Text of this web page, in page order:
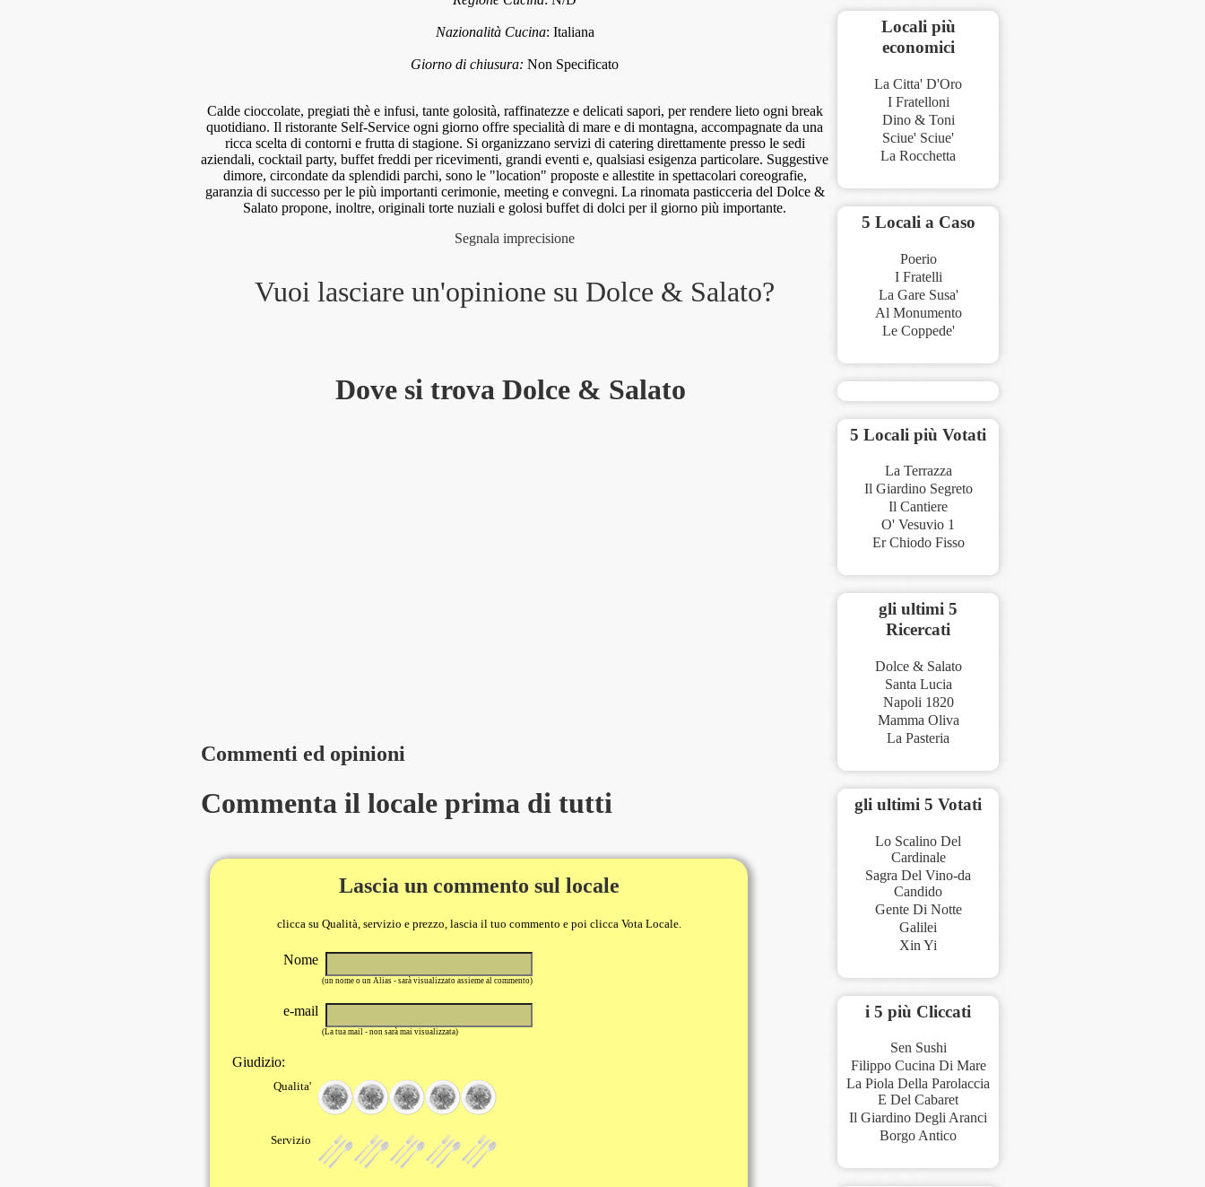
Nazionalità Cucina: Italiana
Giorno di chiusura:Non Specificato
Calde cioccolate, pregiati thè e infusi, tante golosità, raffinatezze e delicati sapori, per rendere lieto ogni break
quotidiano. Il ristorante Self-Service ogni giorno offre specialità di mare e di montagna, accompagnate da una
ricca scelta di contorni e frutta di stagione. Si organizzano servizi di catering direttamente presso le sedi
aziendali, cocktail party, buffet freddi per ricevimenti, grandi eventi e, qualsiasi esigenza particolare. Suggestive
dimore, circondate da splendidi parchi, sono le "location" proposte e allestite in spettacolari coreografie,
garanzia di successo per le più importanti cerimonie, meeting e convegni. La rinomata pasticceria del Dolce &
Salato propone, inoltre, originali torte nuziali e golosi buffet di dolci per il giorno più importante.
Segnala imprecisione
Vuoi lasciare un'opinione su Dolce & Salato?
Dove si trova Dolce & Salato
Commenti ed opinioni
Commenta il locale prima di tutti
Lascia un commento sul locale
clicca su Qualità, servizio e prezzo, lascia il tuo commento e poi clicca Vota Locale.
Nome
(un nome o un Alias - sarà visualizzato assieme al commento)
e-mail
(La tua mail - non sarà mai visualizzata)
Giudizio:
Qualita'
Servizio
Locali più
economici
La Citta' D'Oro
I Fratelloni
Dino & Toni
Sciue' Sciue'
La Rocchetta
5 Locali a Caso
Poerio
I Fratelli
La Gare Susa'
Al Monumento
Le Coppede'
5 Locali più Votati
La Terrazza
Il Giardino Segreto
Il Cantiere
O' Vesuvio 1
Er Chiodo Fisso
gli ultimi 5
Ricercati
Dolce & Salato
Santa Lucia
Napoli 1820
Mamma Oliva
La Pasteria
gli ultimi 5 Votati
Lo Scalino Del
Cardinale
Sagra Del Vino-da
Candido
Gente Di Notte
Galilei
Xin Yi
i 5 più Cliccati
Sen Sushi
Filippo Cucina Di Mare
La Piola Della Parolaccia
E Del Cabaret
Il Giardino Degli Aranci
Borgo Antico